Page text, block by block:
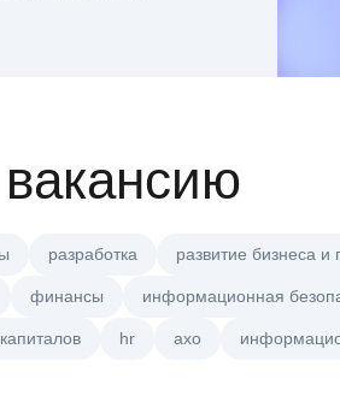
разработка развитие бизнеса и
финансы информационная
hr axo